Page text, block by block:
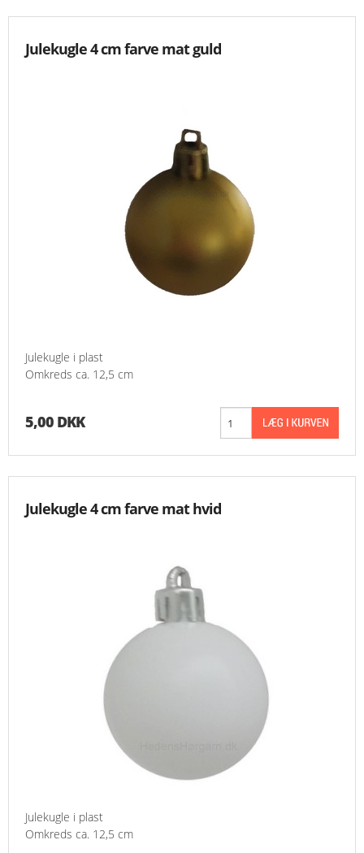
Julekugle 4 cm farve mat guld
Julekugle i plast
Omkreds ca. 12,5 cm
5,00 DKK
Julekugle 4 cm farve mat hvid
Julekugle i plast
Omkreds ca. 12,5 cm